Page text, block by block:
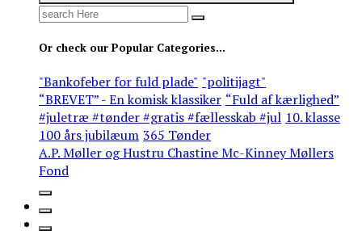
Search
Or check our Popular Categories...
"Bankofeber for fuld plade" "politijagt"
“BREVET” - En komisk klassiker “Fuld af kærlighed”
#juletræ #tønder #gratis #fællesskab #jul 10. klasse
100 års jubilæum 365 Tønder
A.P. Møller og Hustru Chastine Mc-Kinney Møllers
Fond